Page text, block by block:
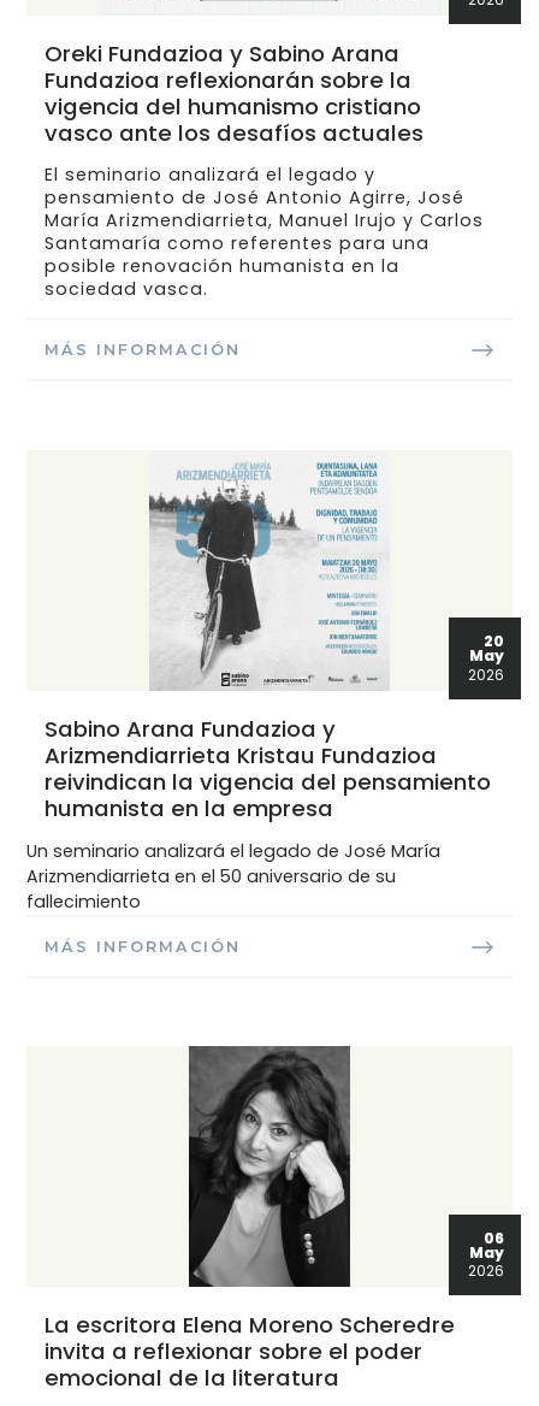
Oreki Fundazioa y Sabino Arana
Fundazioa reflexionarán sobre la
vigencia del humanismo cristiano
vasco ante los desafíos actuales
El seminario analizará el legado y
pensamiento de José Antonio Agirre, José
María Arizmendiarrieta, Manuel Irujo y Carlos
Santamaría como referentes para una
posible renovación humanista en la
sociedad vasca.
MÁS INFORMACIÓN
20
May
2026
Sabino Arana Fundazioa y
Arizmendiarrieta Kristau Fundazioa
reivindican la vigencia del pensamiento
humanista en la empresa
Un seminario analizará el legado de José María
Arizmendiarrieta en el 50 aniversario de su
fallecimiento
MÁS INFORMACIÓN
06
May
2026
La escritora Elena Moreno Scheredre
invita a reflexionar sobre el poder
emocional de la literatura